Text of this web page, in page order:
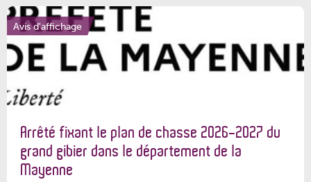
Avis d'affichage
Arrêté fixant le plan de chasse 2026-2027 du
grand gibier dans le département de la
Mayenne